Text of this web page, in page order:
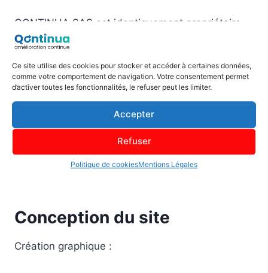
Ce site utilise des cookies pour stocker et accéder à certaines données,
comme votre comportement de navigation. Votre consentement permet
d’activer toutes les fonctionnalités, le refuser peut les limiter.
Accepter
Refuser
Politique de cookiesMentions Légales
QONTINUA SAS est identiquement propriétaire
des « droits des producteurs de bases de
la Propriété Intellectuelle (loi n° 98-536 du 1er
juillet 1998) relative aux droits d’auteur et aux
bases de données.
Pour toute demande d’information, veuillez nous
contacter par courriel en vous rendant sur
page contact
Conception du site
Création graphique :